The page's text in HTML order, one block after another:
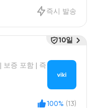
즉시 발송
보증 포함 | 즉
100% (13)
10일